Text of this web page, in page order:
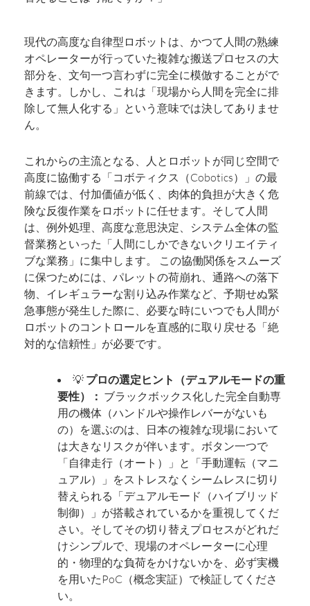
現代の高度な自律型ロボットは、かつて人間の熟練
オペレーターが行っていた複雑な搬送プロセスの大
部分を、文句一つ言わずに完全に模倣することがで
きます。しかし、これは「現場から人間を完全に排
除して無人化する」という意味では決してありませ
ん。
これからの主流となる、人とロボットが同じ空間で
高度に協働する「コボティクス（Cobotics）」の最
前線では、付加価値が低く、肉体的負担が大きく危
険な反復作業をロボットに任せます。そして人間
は、例外処理、高度な意思決定、システム全体の監
督業務といった「人間にしかできないクリエイティ
ブな業務」に集中します。 この協働関係をスムーズ
に保つためには、パレットの荷崩れ、通路への落下
物、イレギュラーな割り込み作業など、予期せぬ緊
急事態が発生した際に、必要な時にいつでも人間が
ロボットのコントロールを直感的に取り戻せる「絶
対的な信頼性」が必要です。
💡 プロの選定ヒント（デュアルモードの重
要性）： ブラックボックス化した完全自動専
用の機体（ハンドルや操作レバーがないも
の）を選ぶのは、日本の複雑な現場において
は大きなリスクが伴います。ボタン一つで
「自律走行（オート）」と「手動運転（マニ
ュアル）」をストレスなくシームレスに切り
替えられる「デュアルモード（ハイブリッド
制御）」が搭載されているかを重視してくだ
さい。そしてその切り替えプロセスがどれだ
けシンプルで、現場のオペレーターに心理
的・物理的な負荷をかけないかを、必ず実機
を用いたPoC（概念実証）で検証してくださ
い。